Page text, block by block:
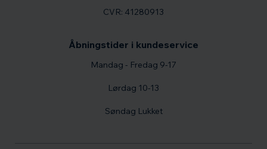
CVR: 41280913
Åbningstider i kundeservice
Mandag - Fredag 9-17
Lørdag 10-13
Søndag Lukket